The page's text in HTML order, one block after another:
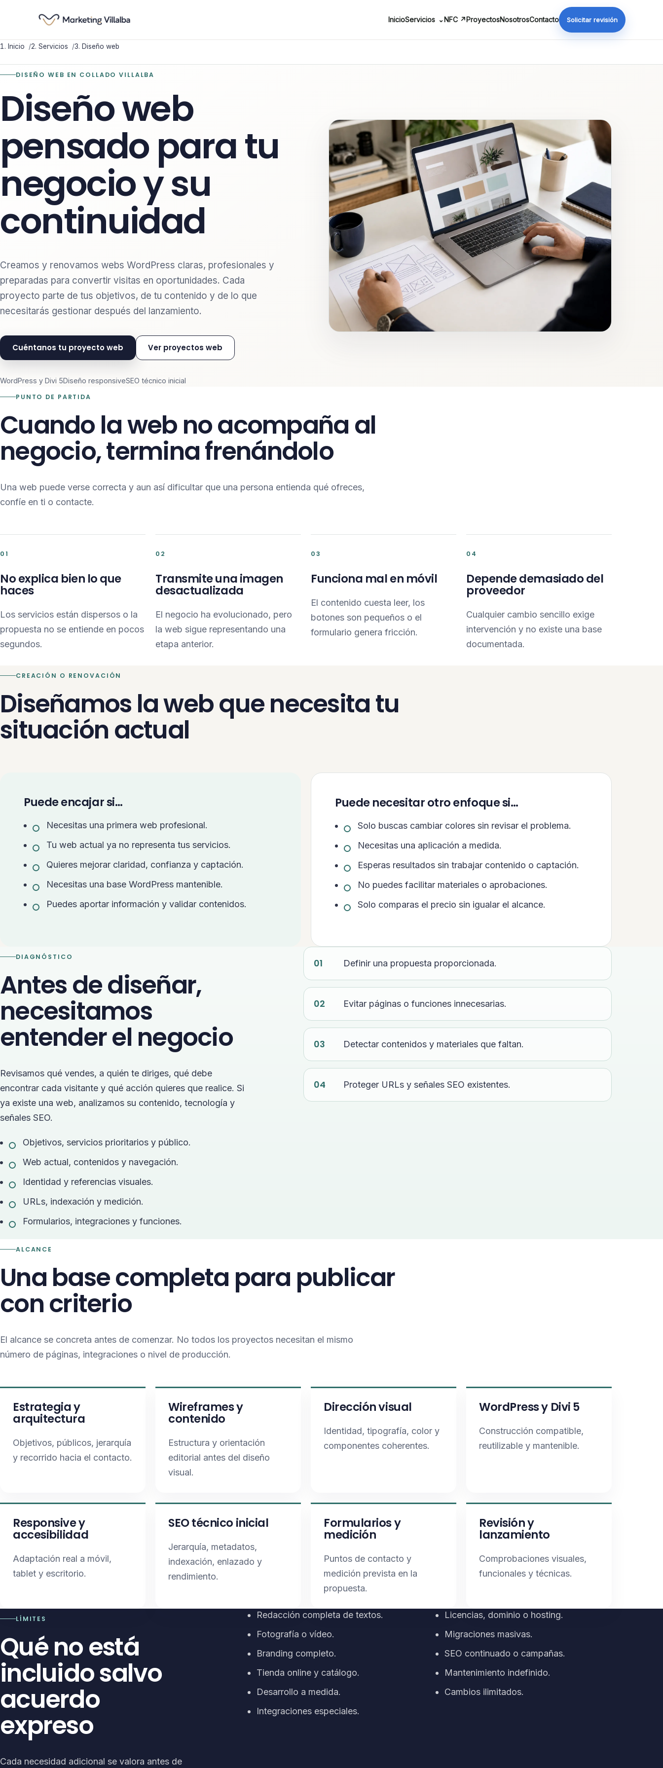
InicioServicios NFC ↗ProyectosNosotrosContacto Solicitar revisión
Inicio Servicios Diseño web
DISEÑO WEB EN COLLADO VILLALBA
Diseño web
pensado para tu
negocio y su
continuidad
Creamos y renovamos webs WordPress claras, profesionales y
preparadas para convertir visitas en oportunidades. Cada
proyecto parte de tus objetivos, de tu contenido y de lo que
necesitarás gestionar después del lanzamiento.
Cuéntanos tu proyecto web Ver proyectos web
WordPress y Divi 5Diseño responsiveSEO técnico inicial
PUNTO DE PARTIDA
Cuando la web no acompaña al
negocio, termina frenándolo
Una web puede verse correcta y aun así dificultar que una persona entienda qué ofreces,
confíe en ti o contacte.
01
No explica bien lo que
haces
Los servicios están dispersos o la
propuesta no se entiende en pocos
segundos.
02
Transmite una imagen
desactualizada
El negocio ha evolucionado, pero
la web sigue representando una
etapa anterior.
03
Funciona mal en móvil
El contenido cuesta leer, los
botones son pequeños o el
formulario genera fricción.
04
Depende demasiado del
proveedor
Cualquier cambio sencillo exige
intervención y no existe una base
documentada.
CREACIÓN O RENOVACIÓN
Diseñamos la web que necesita tu
situación actual
Puede encajar si…
Necesitas una primera web profesional.
Tu web actual ya no representa tus servicios.
Quieres mejorar claridad, confianza y captación.
Necesitas una base WordPress mantenible.
Puedes aportar información y validar contenidos.
Puede necesitar otro enfoque si…
Solo buscas cambiar colores sin revisar el problema.
Necesitas una aplicación a medida.
Esperas resultados sin trabajar contenido o captación.
No puedes facilitar materiales o aprobaciones.
Solo comparas el precio sin igualar el alcance.
DIAGNÓSTICO
Antes de diseñar,
necesitamos
entender el negocio
Revisamos qué vendes, a quién te diriges, qué debe
encontrar cada visitante y qué acción quieres que realice. Si
ya existe una web, analizamos su contenido, tecnología y
señales SEO.
Objetivos, servicios prioritarios y público.
Web actual, contenidos y navegación.
Identidad y referencias visuales.
URLs, indexación y medición.
Formularios, integraciones y funciones.
Definir una propuesta proporcionada.
Evitar páginas o funciones innecesarias.
Detectar contenidos y materiales que faltan.
Proteger URLs y señales SEO existentes.
ALCANCE
Una base completa para publicar
con criterio
El alcance se concreta antes de comenzar. No todos los proyectos necesitan el mismo
número de páginas, integraciones o nivel de producción.
Estrategia y
arquitectura
Objetivos, públicos, jerarquía
y recorrido hacia el contacto.
Wireframes y
contenido
Estructura y orientación
editorial antes del diseño
visual.
Dirección visual
Identidad, tipografía, color y
componentes coherentes.
WordPress y Divi 5
Construcción compatible,
reutilizable y mantenible.
Responsive y
accesibilidad
Adaptación real a móvil,
tablet y escritorio.
SEO técnico inicial
Jerarquía, metadatos,
indexación, enlazado y
rendimiento.
Formularios y
medición
Puntos de contacto y
medición prevista en la
propuesta.
Revisión y
lanzamiento
Comprobaciones visuales,
funcionales y técnicas.
LÍMITES
Qué no está
incluido salvo
acuerdo
expreso
Cada necesidad adicional se valora antes de
Redacción completa de textos.
Fotografía o vídeo.
Branding completo.
Tienda online y catálogo.
Desarrollo a medida.
Integraciones especiales.
Licencias, dominio o hosting.
Migraciones masivas.
SEO continuado o campañas.
Mantenimiento indefinido.
Cambios ilimitados.